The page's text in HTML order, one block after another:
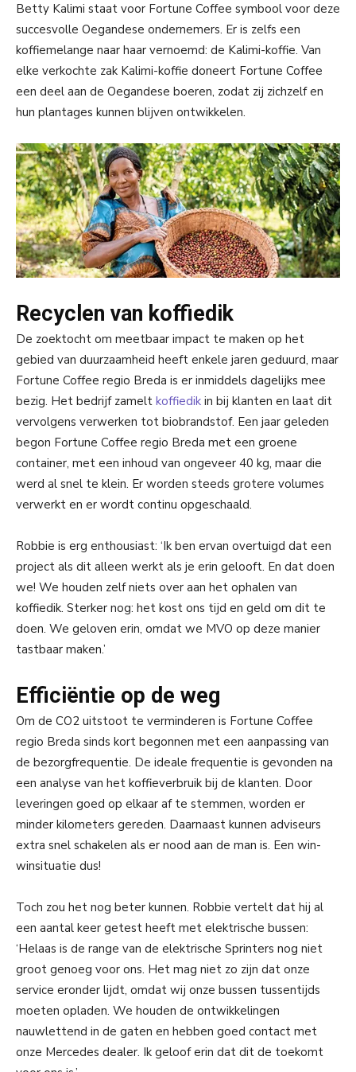
Betty Kalimi staat voor Fortune Coffee symbool voor deze
succesvolle Oegandese ondernemers. Er is zelfs een
koffiemelange naar haar vernoemd: de Kalimi-koffie. Van
elke verkochte zak Kalimi-koffie doneert Fortune Coffee
een deel aan de Oegandese boeren, zodat zij zichzelf en
hun plantages kunnen blijven ontwikkelen.
Recyclen van koffiedik
De zoektocht om meetbaar impact te maken op het
gebied van duurzaamheid heeft enkele jaren geduurd, maar
Fortune Coffee regio Breda is er inmiddels dagelijks mee
bezig. Het bedrijf zamelt koffiedik in bij klanten en laat dit
vervolgens verwerken tot biobrandstof. Een jaar geleden
begon Fortune Coffee regio Breda met een groene
container, met een inhoud van ongeveer 40 kg, maar die
werd al snel te klein. Er worden steeds grotere volumes
verwerkt en er wordt continu opgeschaald.
Robbie is erg enthousiast: ‘Ik ben ervan overtuigd dat een
project als dit alleen werkt als je erin gelooft. En dat doen
we! We houden zelf niets over aan het ophalen van
koffiedik. Sterker nog: het kost ons tijd en geld om dit te
doen. We geloven erin, omdat we MVO op deze manier
tastbaar maken.’
Efficiëntie op de weg
Om de CO2 uitstoot te verminderen is Fortune Coffee
regio Breda sinds kort begonnen met een aanpassing van
de bezorgfrequentie. De ideale frequentie is gevonden na
een analyse van het koffieverbruik bij de klanten. Door
leveringen goed op elkaar af te stemmen, worden er
minder kilometers gereden. Daarnaast kunnen adviseurs
extra snel schakelen als er nood aan de man is. Een win-
winsituatie dus!
Toch zou het nog beter kunnen. Robbie vertelt dat hij al
een aantal keer getest heeft met elektrische bussen:
‘Helaas is de range van de elektrische Sprinters nog niet
groot genoeg voor ons. Het mag niet zo zijn dat onze
service eronder lijdt, omdat wij onze bussen tussentijds
moeten opladen. We houden de ontwikkelingen
nauwlettend in de gaten en hebben goed contact met
onze Mercedes dealer. Ik geloof erin dat dit de toekomt